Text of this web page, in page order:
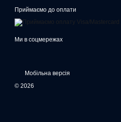
Приймаємо до оплати
Ми в соцмережах
Мобільна версія
© 2026